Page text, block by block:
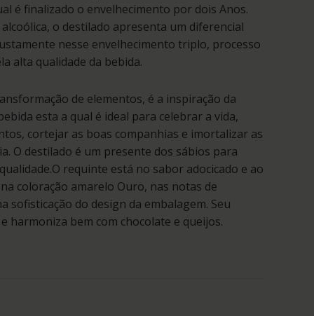
é finalizado o envelhecimento por dois Anos.
o destilado apresenta um diferencial
nesse envelhecimento triplo, processo
alta qualidade da bebida.
de elementos, é a inspiração da
esta a qual é ideal para celebrar a vida,
cortejar as boas companhias e imortalizar as
O destilado é um presente dos sábios para
requinte está no sabor adocicado e ao
coloração amarelo Ouro, nas notas de
sofisticação do design da embalagem. Seu
harmoniza bem com chocolate e queijos.